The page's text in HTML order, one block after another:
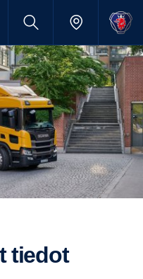
tiedot